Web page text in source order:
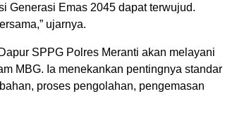
Generasi Emas 2045 dapat terwujud.
ujarnya.
SPPG Polres Meranti akan melayani
MBG. Ia menekankan pentingnya standar
proses pengolahan, pengemasan